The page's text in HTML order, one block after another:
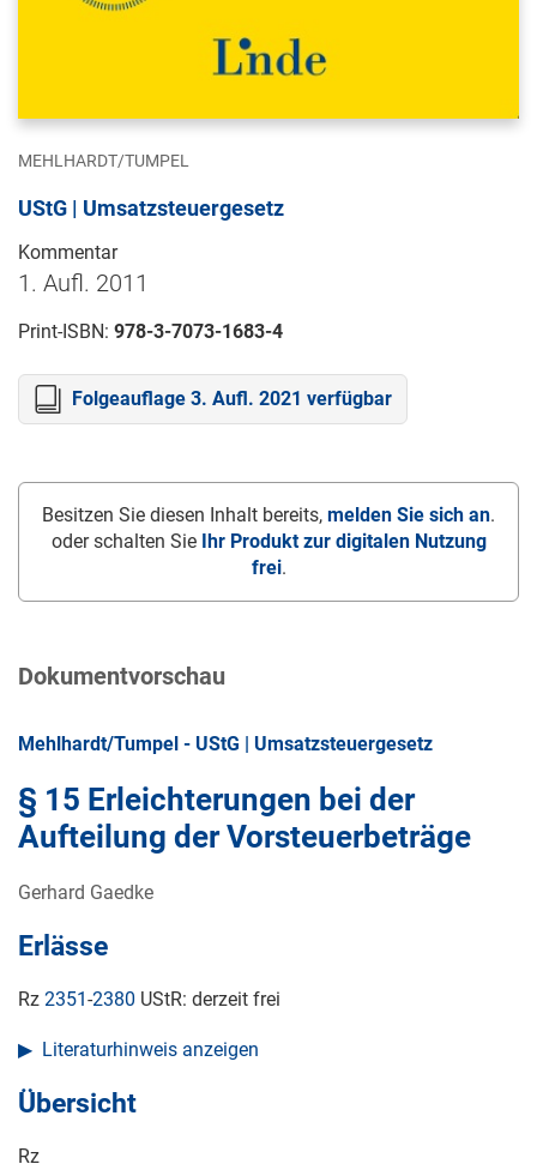
MEHLHARDT/TUMPEL
UStG | Umsatzsteuergesetz
Kommentar
1. Aufl. 2011
Print-ISBN: 978-3-7073-1683-4
Folgeauflage 3. Aufl. 2021 verfügbar
Besitzen Sie diesen Inhalt bereits, melden Sie sich an.
oder schalten Sie
Ihr Produkt zur digitalen Nutzung
frei.
Dokumentvorschau
Mehlhardt/Tumpel - UStG | Umsatzsteuergesetz
§ 15 Erleichterungen bei der
Aufteilung der Vorsteuerbeträge
Gerhard Gaedke
Erlässe
Rz 2351 -2380 UStR: derzeit frei
Literaturhinweis anzeigen
Übersicht
Rz